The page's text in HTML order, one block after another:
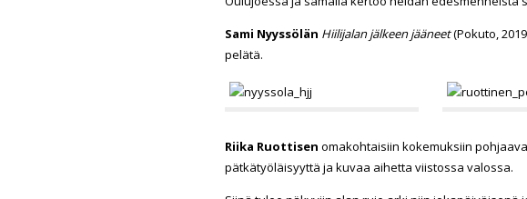
Sami Nyyssölän Hiilijalan jälkeen jääneet(Pokuto,
pelätä.
Riika Ruottisen omakohtaisiin kokemuksiin
pätkätyöläisyyttä ja kuvaa aihetta viistossa valossa.